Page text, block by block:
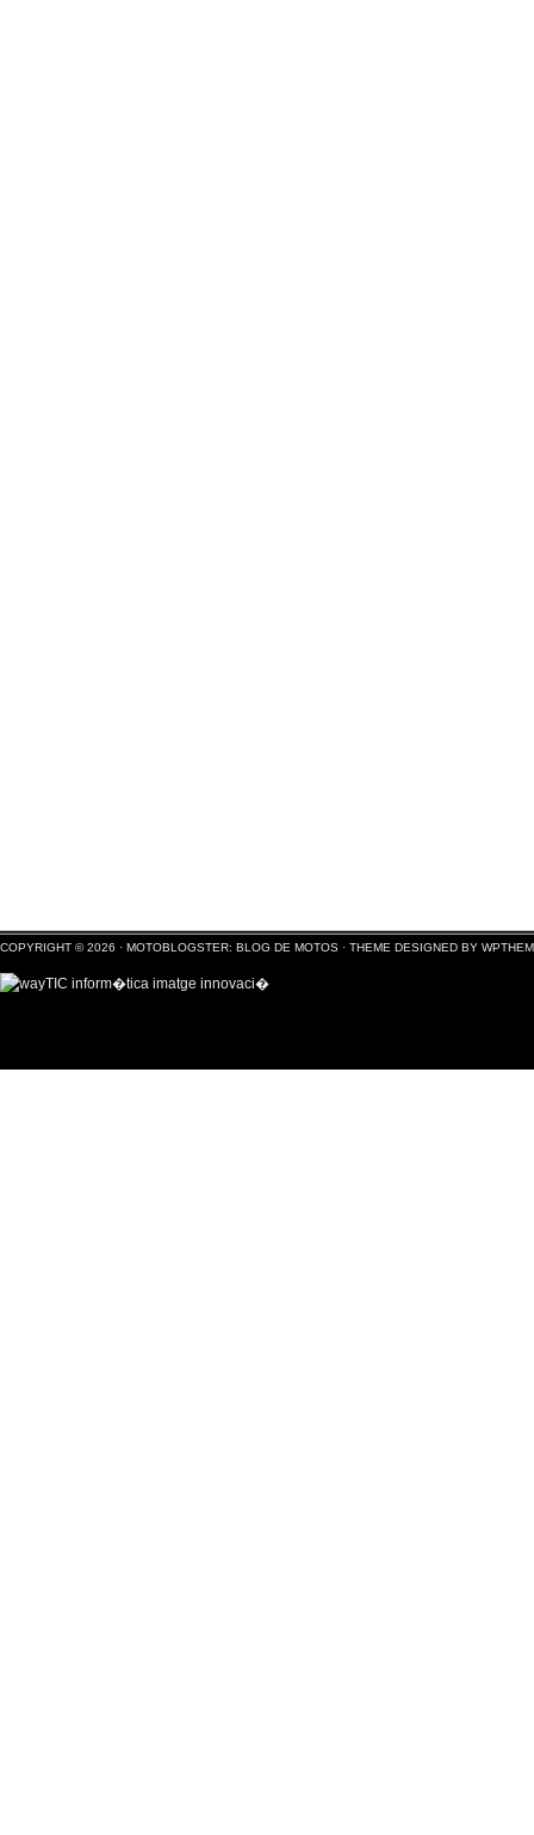
COPYRIGHT © 2026 · MOTOBLOGSTER: BLOG DE MOTOS · THEME DESIGNED BY